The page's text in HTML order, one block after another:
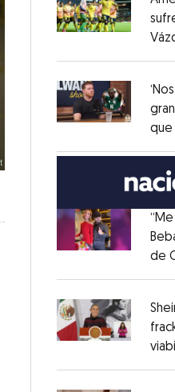
Opens in new
Opens in newque
Opens in newde
Opens in new